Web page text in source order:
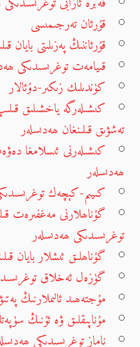
قۇرئان تەرجىمىسى
قۇرئاننىڭ پەزىلىتى بايان
قىيامەت توغرىسىدىكى
كۈندىلىك زىكىر-دۇئالار
كىشىلەرگە ياخشىلىق
تەشۋىق قىلىنغان ھەدىسلەر
كىشىلەرنى ئىسلامغا
ھەدىسلەر
كىيىم-كېچەك
گۇناھلارنى مەغفىرەت
توغرىسىدىكى ھەدىسلەر
گۇناھلىق ئىشلار بايان
گۈزەل ئەخلاق
مۇجتەھىد ئالىملارنىڭ
مۇناپىقلىق ۋە ئۇنىڭ
ناماز توغرىسىدىكى